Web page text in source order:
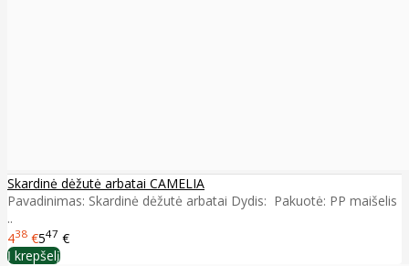
Skardinė dėžutė arbatai CAMELIA
Pavadinimas: Skardinė dėžutė arbatai Dydis: Pakuotė: PP maišelis
..
438 €547 €
Į krepšelį